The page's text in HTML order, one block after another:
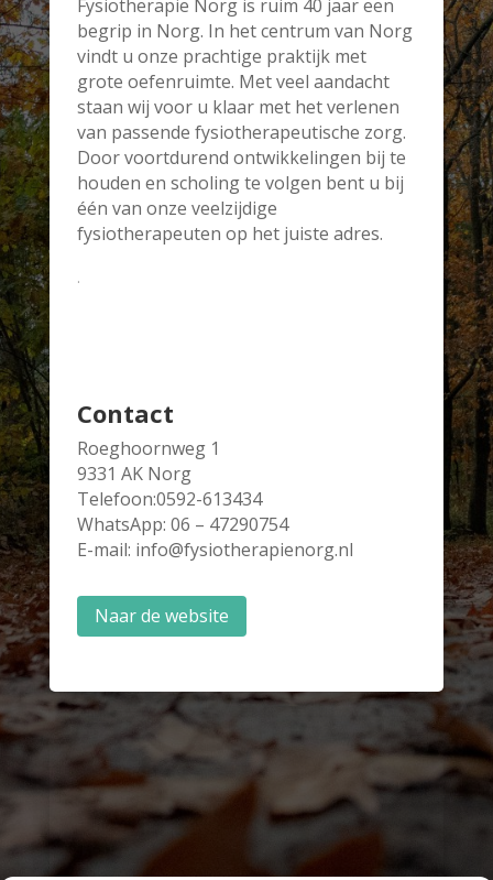
Fysiotherapie Norg is ruim 40 jaar een
begrip in Norg. In het centrum van Norg
vindt u onze prachtige praktijk met
grote oefenruimte. Met veel aandacht
staan wij voor u klaar met het verlenen
van passende fysiotherapeutische zorg.
Door voortdurend ontwikkelingen bij te
houden en scholing te volgen bent u bij
één van onze veelzijdige
fysiotherapeuten op het juiste adres.
.
Contact
Roeghoornweg 1
9331 AK Norg
Telefoon:0592-613434
WhatsApp: 06 – 47290754
E-mail: info@fysiotherapienorg.nl
Naar de website